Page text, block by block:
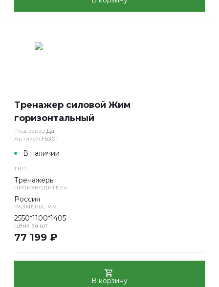
Тренажер силовой Жим
горизонтальный
Под заказ Да
Артикул F5301
В наличии
ТИП
Тренажеры
ПРОИЗВОДИТЕЛЬ
Россия
РАЗМЕРЫ, ММ
2550*1100*1405
Цена за шт
77 199 ₽
В корзину